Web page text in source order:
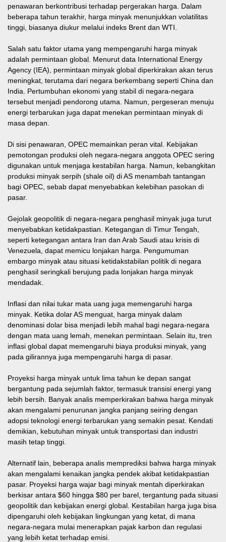
penawaran berkontribusi terhadap pergerakan harga. Dalam
beberapa tahun terakhir, harga minyak menunjukkan volatilitas
tinggi, biasanya diukur melalui indeks Brent dan WTI.
Salah satu faktor utama yang mempengaruhi harga minyak
adalah permintaan global. Menurut data International Energy
Agency (IEA), permintaan minyak global diperkirakan akan terus
meningkat, terutama dari negara berkembang seperti China dan
India. Pertumbuhan ekonomi yang stabil di negara-negara
tersebut menjadi pendorong utama. Namun, pergeseran menuju
energi terbarukan juga dapat menekan permintaan minyak di
masa depan.
Di sisi penawaran, OPEC memainkan peran vital. Kebijakan
pemotongan produksi oleh negara-negara anggota OPEC sering
digunakan untuk menjaga kestabilan harga. Namun, kebangkitan
produksi minyak serpih (shale oil) di AS menambah tantangan
bagi OPEC, sebab dapat menyebabkan kelebihan pasokan di
pasar.
Gejolak geopolitik di negara-negara penghasil minyak juga turut
menyebabkan ketidakpastian. Ketegangan di Timur Tengah,
seperti ketegangan antara Iran dan Arab Saudi atau krisis di
Venezuela, dapat memicu lonjakan harga. Pengumuman
embargo minyak atau situasi ketidakstabilan politik di negara
penghasil seringkali berujung pada lonjakan harga minyak
mendadak.
Inflasi dan nilai tukar mata uang juga memengaruhi harga
minyak. Ketika dolar AS menguat, harga minyak dalam
denominasi dolar bisa menjadi lebih mahal bagi negara-negara
dengan mata uang lemah, menekan permintaan. Selain itu, tren
inflasi global dapat memengaruhi biaya produksi minyak, yang
pada gilirannya juga mempengaruhi harga di pasar.
Proyeksi harga minyak untuk lima tahun ke depan sangat
bergantung pada sejumlah faktor, termasuk transisi energi yang
lebih bersih. Banyak analis memperkirakan bahwa harga minyak
akan mengalami penurunan jangka panjang seiring dengan
adopsi teknologi energi terbarukan yang semakin pesat. Kendati
demikian, kebutuhan minyak untuk transportasi dan industri
masih tetap tinggi.
Alternatif lain, beberapa analis memprediksi bahwa harga minyak
akan mengalami kenaikan jangka pendek akibat ketidakpastian
pasar. Proyeksi harga wajar bagi minyak mentah diperkirakan
berkisar antara $60 hingga $80 per barel, tergantung pada situasi
geopolitik dan kebijakan energi global. Kestabilan harga juga bisa
dipengaruhi oleh kebijakan lingkungan yang ketat, di mana
negara-negara mulai menerapkan pajak karbon dan regulasi
yang lebih ketat terhadap emisi.